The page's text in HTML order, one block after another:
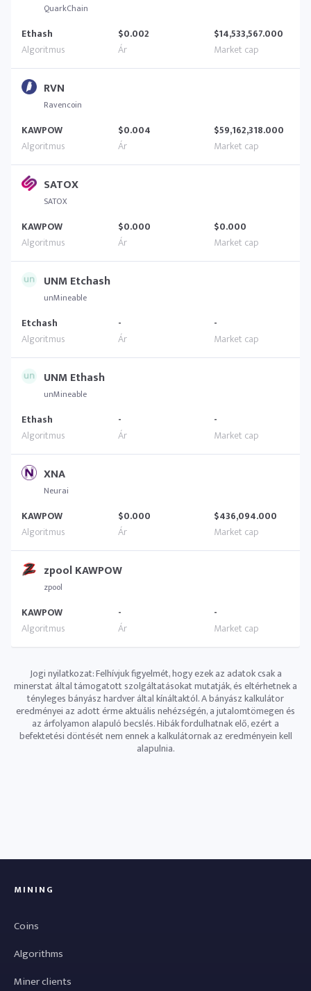
QuarkChain
Ethash $0.002 $14,533,567.000
RVN
Ravencoin
KAWPOW $0.004 $59,162,318.000
SATOX
SATOX
KAWPOW $0.000 $0.000
UNM Etchash
unMineable
Etchash - -
UNM Ethash
unMineable
Ethash - -
XNA
Neurai
KAWPOW $0.000 $436,094.000
zpool KAWPOW
zpool
KAWPOW - -
Jogi nyilatkozat: Felhívjuk figyelmét, hogy ezek az adatok csak a
minerstat által támogatott szolgáltatásokat mutatják, és eltérhetnek a
tényleges bányász ​​hardver által kínáltaktól. A bányász ​​kalkulátor
eredményei az adott érme aktuális nehézségén, a jutalomtömegen és
az árfolyamon alapuló becslés. Hibák fordulhatnak elő, ezért a
befektetési döntését nem ennek a kalkulátornak az eredményein kell
alapulnia.
MINING
Coins
Algorithms
Miner clients